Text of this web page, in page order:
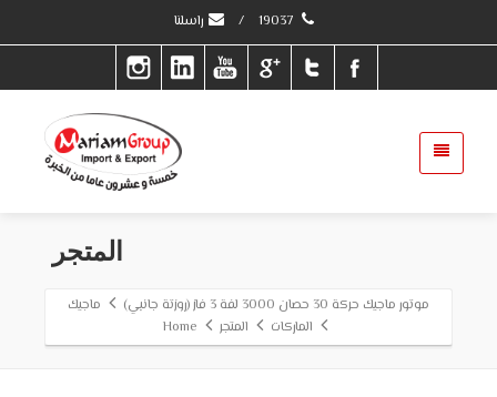
/ راسلنا
المتجر
موتور ماجيك حركة 30 حصان 3000 لفة 3 فاز (روزتة جانبي)
ماجيك
الماركات
المتجر Home